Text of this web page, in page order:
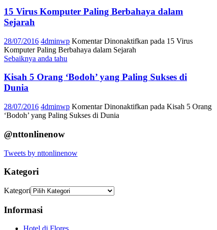
15 Virus Komputer Paling Berbahaya dalam
Sejarah
28/07/2016 4dminwp Komentar Dinonaktifkan pada 15 Virus
Komputer Paling Berbahaya dalam Sejarah
Sebaiknya anda tahu
Kisah 5 Orang ‘Bodoh’ yang Paling Sukses di
Dunia
28/07/2016 4dminwp Komentar Dinonaktifkan pada Kisah 5 Orang
‘Bodoh’ yang Paling Sukses di Dunia
@nttonlinenow
Tweets by nttonlinenow
Kategori
Kategori
Informasi